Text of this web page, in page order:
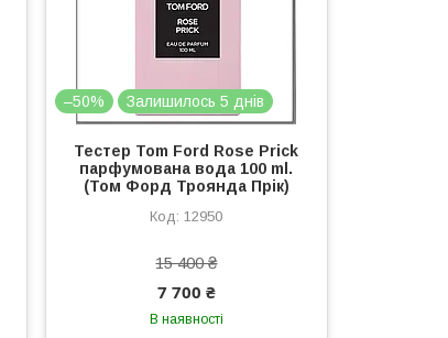
–50% Залишилось 5 днів
Тестер Tom Ford Rose Prick
парфумована вода 100 ml.
(Том Форд Троянда Прік)
12950
15 400 ₴
7 700 ₴
В наявності